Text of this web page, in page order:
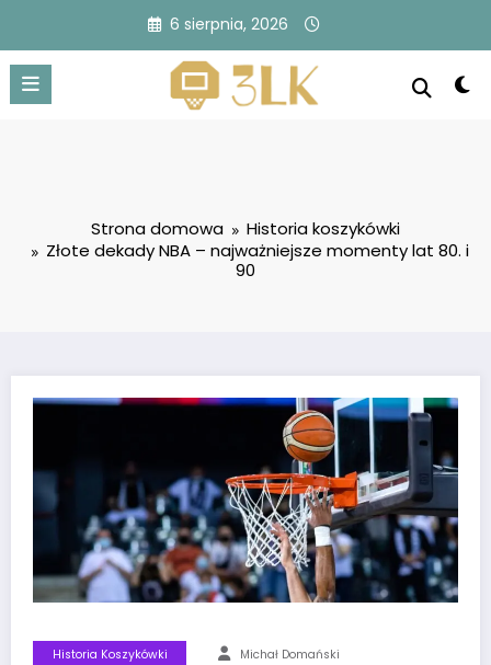
treści
6 sierpnia, 2026
Strona domowa
Historia koszykówki
Złote dekady NBA – najważniejsze momenty lat 80. i
90
Historia Koszykówki Michał Domański